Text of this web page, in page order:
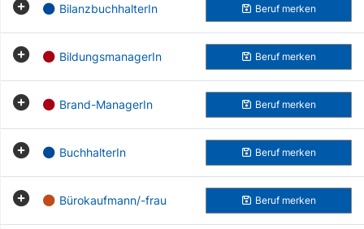
BilanzbuchhalterIn Beruf merken
BildungsmanagerIn Beruf merken
Brand-ManagerIn Beruf merken
BuchhalterIn Beruf merken
Bürokaufmann/-frau Beruf merken